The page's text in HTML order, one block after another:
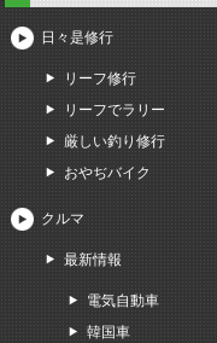
日々是修行
リーフ修行
リーフでラリー
厳しい釣り修行
おやぢバイク
クルマ
最新情報
電気自動車
韓国車